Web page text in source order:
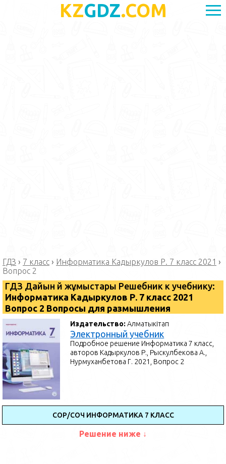
KZGDZ.COM
ГДЗ › 7 класс › Информатика Кадыркулов Р. 7 класс 2021 ›
Вопрос 2
ГДЗ Дайын үй жұмыстары Решебник к учебнику:
Информатика Кадыркулов Р. 7 класс 2021
Вопрос 2 Вопросы для размышления
Издательство:Алматыкітап
Электронный учебник
Подробное решение Информатика 7 класс,
авторов Кадыркулов Р., Рыскулбекова А.,
Нурмуханбетова Г. 2021, Вопрос 2
СОР/СОЧ ИНФОРМАТИКА 7 КЛАСС
Решение ниже ↓